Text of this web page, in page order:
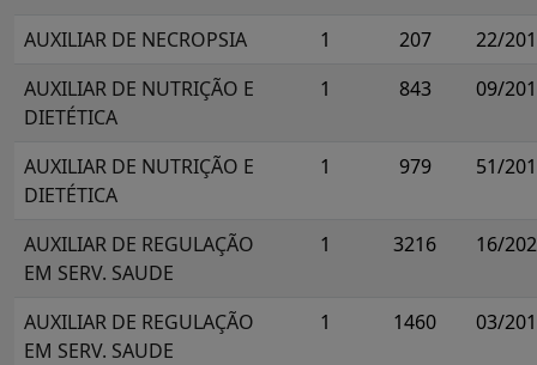
AUXILIAR DE NECROPSIA
1 207
22/
AUXILIAR DE NUTRIÇÃO E
DIETÉTICA
1 843 09/
AUXILIAR DE NUTRIÇÃO E
DIETÉTICA
1 979 51/
AUXILIAR DE REGULAÇÃO
EM SERV. SAUDE
1 3216 16/
AUXILIAR DE REGULAÇÃO
EM SERV. SAUDE
1 1460 03/